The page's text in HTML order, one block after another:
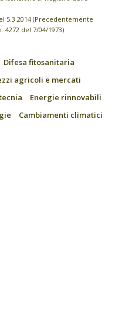
5.3.2014 (Precedentemente
del 7/04/1973)
Difesa fitosanitaria
agricoli e mercati
Energie rinnovabili
Cambiamenti climatici